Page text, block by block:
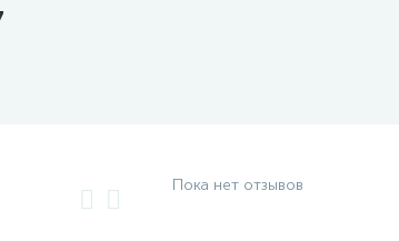
Пока нет отзывов